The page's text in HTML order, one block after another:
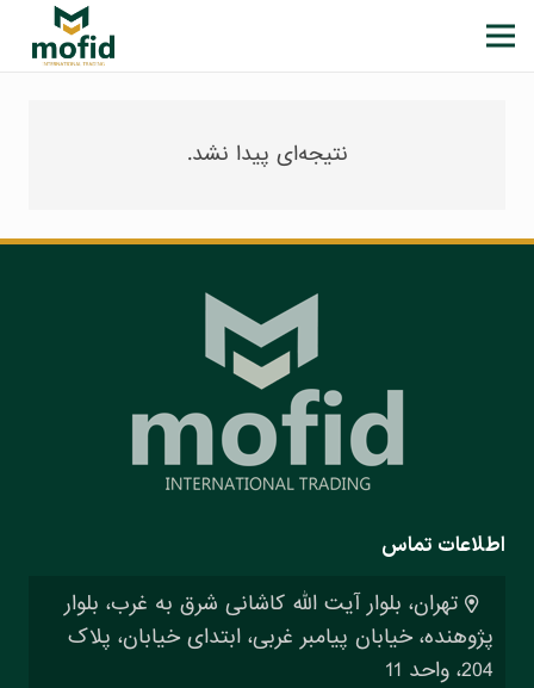
نتیجه‌ای پیدا نشد.
اطلاعات تماس
تهران، بلوار آیت الله کاشانی شرق به غرب، بلوار
پژوهنده، خیابان پیامبر غربی، ابتدای خیابان، پلاک
204، واحد 11